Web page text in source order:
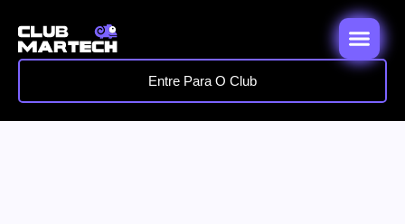
Entre Para O Club